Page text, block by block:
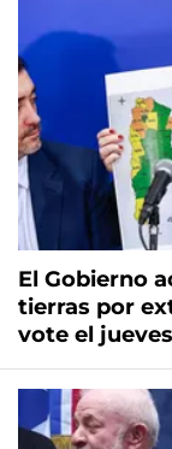
El Gobierno
tierras por
vote el jueves